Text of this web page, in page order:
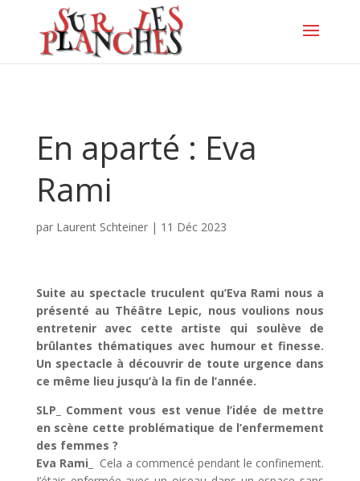
En aparté : Eva
Rami
par Laurent Schteiner| 11 Déc 2023
Suite au spectacle truculent qu’Eva Rami nous a
présenté au Théâtre Lepic, nous voulions nous
entretenir avec cette artiste qui soulève de
brûlantes thématiques avec humour et finesse.
Un spectacle à découvrir de toute urgence dans
ce même lieu jusqu’à la fin de l’année.
SLP_ Comment vous est venue l’idée de mettre
en scène cette problématique de l’enfermement
des femmes ?
Eva Rami_ Cela a commencé pendant le confinement.